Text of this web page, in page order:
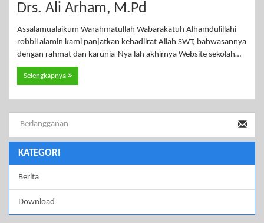
Drs. Ali Arham, M.Pd
Assalamualaikum Warahmatullah Wabarakatuh Alhamdulillahi
robbil alamin kami panjatkan kehadlirat Allah SWT, bahwasannya
dengan rahmat dan karunia-Nya lah akhirnya Website sekolah…
Selengkapnya
KATEGORI
Berita
Download